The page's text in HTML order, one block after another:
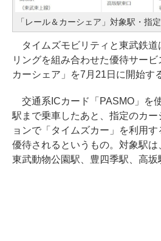
「レール＆カーシェア」対象駅・指
タイムズモビリティと東武鉄道
リングを組み合わせた優待サー
カーシェア」を7月21日に開始す
交通系ICカード「PASMO」を
駅まで乗車したあと、指定のカ
ョンで「タイムズカー」を利用
優待されるというもの。対象駅は
東武動物公園駅、豊四季駅、高坂